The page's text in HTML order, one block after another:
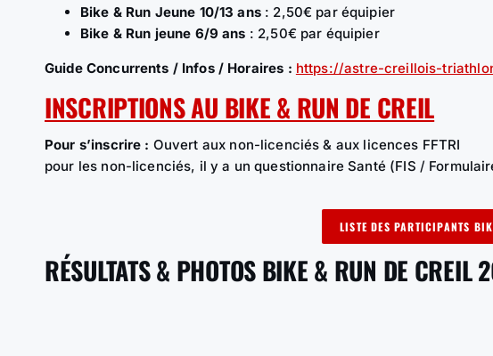
Bike & Run Jeune 10/13 ans: 2,50€ par équipier
Bike & Run jeune 6/9 ans : 2,50€ par équipier
Guide Concurrents / Infos / Horaires : https://astre-creillois-
INSCRIPTIONS AU BIKE & RUN DE CREIL
Pour s’inscrire : Ouvert aux non-licenciés & aux licences FFTRI
pour les non-licenciés, il y a un questionnaire Santé (FIS /
LISTE DES PARTICIPANTS
RÉSULTATS & PHOTOS BIKE & RUN DE CREIL